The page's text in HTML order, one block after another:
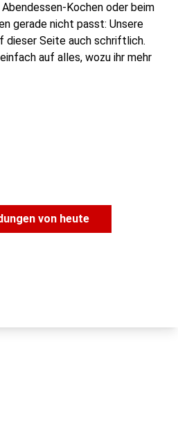
Kochen oder beim
gerade nicht passt: Unsere
dieser Seite auch schriftlich.
auf alles, wozu ihr mehr
von heute